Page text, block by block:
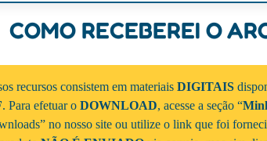
COMO RECEBEREI O
recursos consistem em materiais DIGITAIS
. Para efetuar o DOWNLOAD, acesse a seção “
no nosso site ou utilize o link que foi